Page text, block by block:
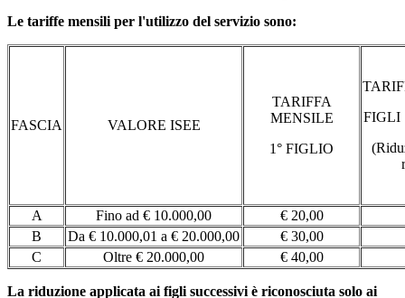
Le tariffe mensili per l'utilizzo del servizio sono:
FASCIA VALORE ISEE
TARIFFA
MENSILE
1° FIGLIO
FIGLI
A Fino ad € 10.000,00
€ 20,00
B
Da € 10.000,01 a € 20.000,00
€ 30,00
C
Oltre € 20.000,00 € 40,00
La riduzione applicata ai figli successivi è riconosciuta solo ai